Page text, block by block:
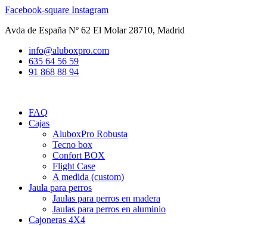
Ir
contenido
Facebook-square Instagram
Avda de España Nº 62 El Molar 28710, Madrid
info@aluboxpro.com
635 64 56 59
91 868 88 94
FAQ
Cajas
AluboxPro Robusta
Tecno box
Confort BOX
Flight Case
A medida (custom)
Jaula para perros
Jaulas para perros en madera
Jaulas para perros en aluminio
Cajoneras 4X4